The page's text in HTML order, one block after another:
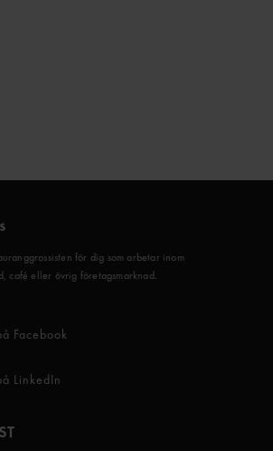
för dig som arbetar inom
café eller övrig företagsmarknad.
Facebook
LinkedIn